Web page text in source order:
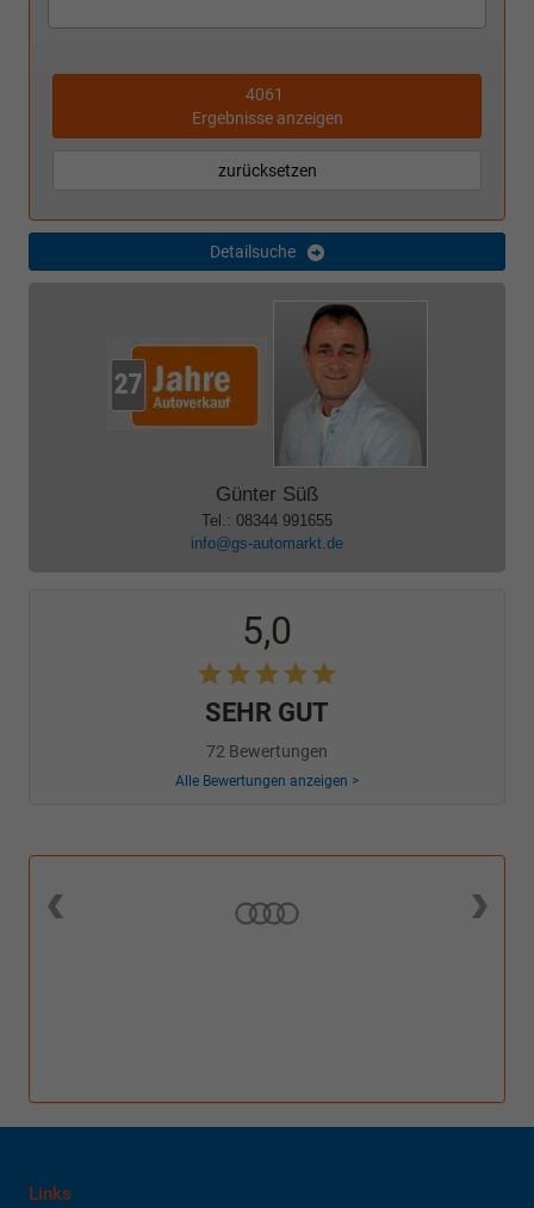
4061
Ergebnisse anzeigen
zurücksetzen
Detailsuche
Günter Süß
Tel.: 08344 991655
info@gs-automarkt.de
5,0
SEHR GUT
72 Bewertungen
Alle Bewertungen anzeigen >
Links